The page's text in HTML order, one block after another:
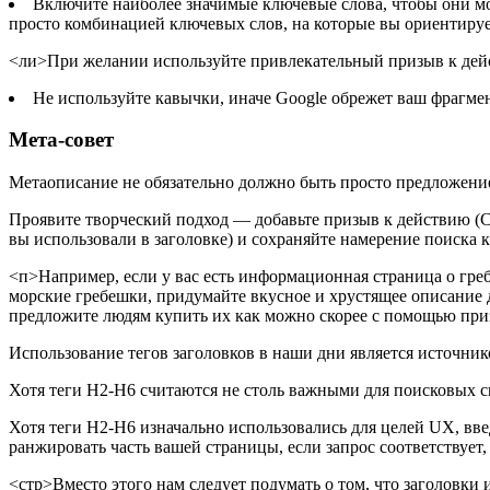
просто комбинацией ключевых слов, на которые вы
<ли>При желании используйте привлекательный призыв к
Не используйте кавычки, иначе Google обрежет ваш
Мета-совет
Метаописание не обязательно должно быть просто
Проявите творческий подход — добавьте призыв к действию
вы использовали в заголовке) и сохраняйте намерение
<п>Например, если у вас есть информационная страница о
морские гребешки, придумайте вкусное и хрустящее описание
предложите людям купить их как можно скорее с помощью
Использование тегов заголовков в наши дни является
Хотя теги H2-H6 считаются не столь важными для поисковых
Хотя теги H2-H6 изначально использовались для целей UX,
ранжировать часть вашей страницы, если запрос
<стр>Вместо этого нам следует подумать о том, что